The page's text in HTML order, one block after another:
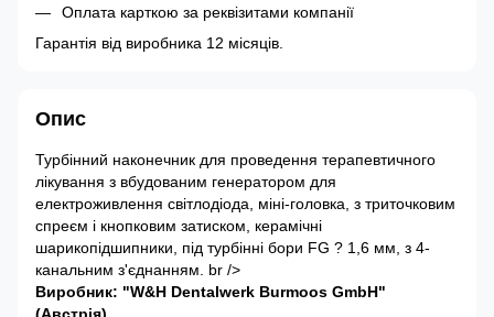
Оплата карткою за реквізитами компанії
Гарантія від виробника 12 місяців.
Опис
Турбінний наконечник для проведення терапевтичного
лікування з вбудованим генератором для
електроживлення світлодіода, міні-головка, з триточковим
спреєм і кнопковим затиском, керамічні
шарикопідшипники, під турбінні бори FG ? 1,6 мм, з 4-
канальним з'єднанням. br />
Виробник: "W&H Dentalwerk Burmoos GmbH"